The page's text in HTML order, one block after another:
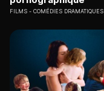
FILMS COMÉDIES DRAMATIQUES